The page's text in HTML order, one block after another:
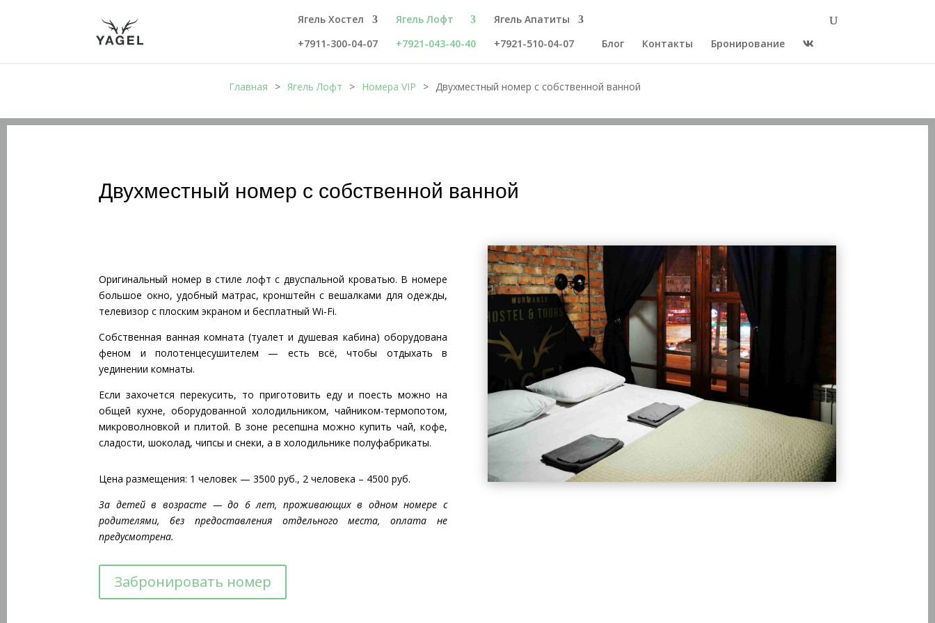
Ягель Хостел
+7911-300-04-07
Ягель Лофт
+7921-043-40-40
Ягель Апатиты
+7921-510-04-07
Блог Контакты Бронирование
Главная > Ягель Лофт > Номера VIP > Двухместный номер с собственной ванной
Двухместный номер с собственной ванной
Оригинальный номер в стиле лофт с двуспальной кроватью. В номере
большое окно, удобный матрас, кронштейн с вешалками для одежды,
телевизор с плоским экраном и бесплатный Wi-Fi.
Собственная ванная комната (туалет и душевая кабина) оборудована
феном и полотенцесушителем — есть всё, чтобы отдыхать в
уединении комнаты.
Если захочется перекусить, то приготовить еду и поесть можно на
общей кухне, оборудованной холодильником, чайником-термопотом,
микроволновкой и плитой. В зоне ресепшна можно купить чай, кофе,
сладости, шоколад, чипсы и снеки, а в холодильнике полуфабрикаты.
Цена размещения: 1 человек — 3500 руб., 2 человека – 4500 руб.
За детей в возрасте — до 6 лет, проживающих в одном номере с
родителями, без предоставления отдельного места, оплата не
предусмотрена.
Забронировать номер